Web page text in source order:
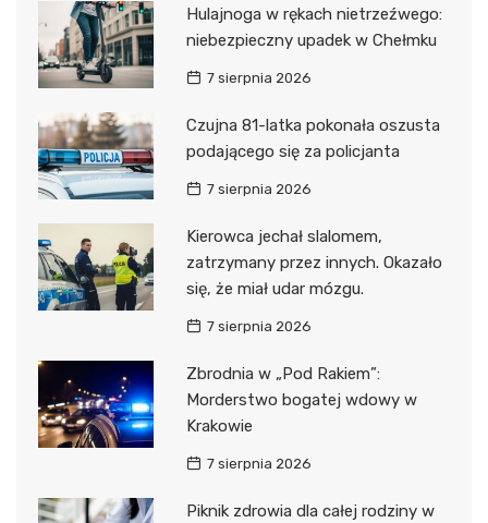
Hulajnoga w rękach nietrzeźwego:
niebezpieczny upadek w Chełmku
7 sierpnia 2026
Czujna 81-latka pokonała oszusta
podającego się za policjanta
7 sierpnia 2026
Kierowca jechał slalomem,
zatrzymany przez innych. Okazało
się, że miał udar mózgu.
7 sierpnia 2026
Zbrodnia w „Pod Rakiem”:
Morderstwo bogatej wdowy w
Krakowie
7 sierpnia 2026
Piknik zdrowia dla całej rodziny w